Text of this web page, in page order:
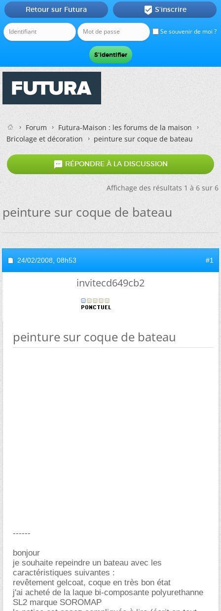
Se souvenir de moi ?
Retour sur Futura  S'inscrire
Forum
Futura-Maison : les forums de la maison
Bricolage et décoration
peinture sur coque de bateau
 RÉPONDRE À LA DISCUSSION
Affichage des résultats 1 à 6 sur 6
peinture sur coque de bateau
24/02/2008, 08h53 #1
invitecd649cb2
peinture sur coque de bateau
------
bonjour
je souhaite repeindre un bateau avec les
caractéristiques suivantes :
revêtement gelcoat, coque en très bon état
j'ai acheté de la laque bi-composante polyurethanne
SL2 marque SOROMAP